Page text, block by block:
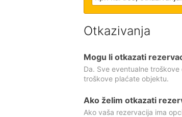
Otkazivanja
Mogu li otkazati
Da. Sve eventualne
troškove plaćate objektu.
Ako želim otkazati
Ako vaša rezervacija ima